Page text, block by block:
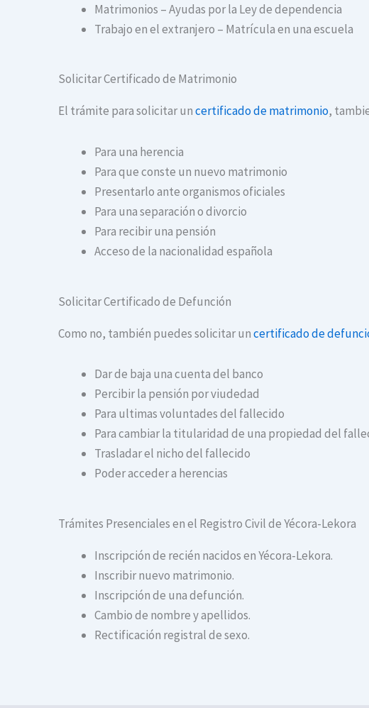
Matrimonios – Ayudas por la Ley de dependencia
Trabajo en el extranjero – Matrícula en una escuela
Solicitar Certificado de Matrimonio
El trámite para solicitar uncertificado de matrimonio,
Para una herencia
Para que conste un nuevo matrimonio
Presentarlo ante organismos oficiales
Para una separación o divorcio
Para recibir una pensión
Acceso de la nacionalidad española
Solicitar Certificado de Defunción
Como no, también puedes solicitar uncertificado de
Dar de baja una cuenta del banco
Percibir la pensión por viudedad
Para ultimas voluntades del fallecido
Para cambiar la titularidad de una propiedad del
Trasladar el nicho del fallecido
Poder acceder a herencias
Trámites Presenciales en el Registro Civil de Yécora-Lekora
Inscripción de recién nacidos en Yécora-Lekora.
Inscribir nuevo matrimonio.
Inscripción de una defunción.
Cambio de nombre y apellidos.
Rectificación registral de sexo.